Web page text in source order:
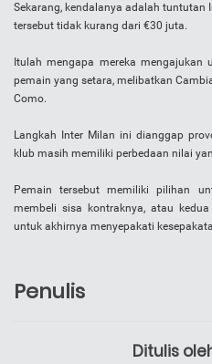
Sekarang, kendalanya adalah tuntutan
tersebut tidak kurang dari €30 juta.
Itulah mengapa mereka mengajukan
pemain yang setara, melibatkan
Como.
Langkah Inter Milan ini dianggap
klub masih memiliki perbedaan nilai
Pemain tersebut memiliki pilihan
membeli sisa kontraknya, atau
untuk akhirnya menyepakati
Penulis
Ditulis